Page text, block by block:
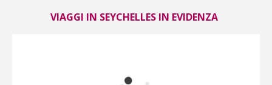
VIAGGI IN SEYCHELLES IN EVIDENZA